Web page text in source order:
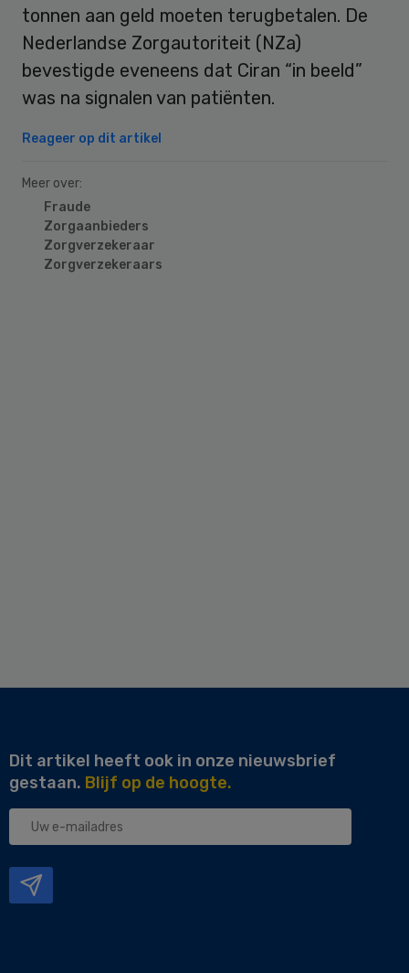
tonnen aan geld moeten terugbetalen. De
Nederlandse Zorgautoriteit (NZa)
bevestigde eveneens dat Ciran “in beeld”
was na signalen van patiënten.
Reageer op dit artikel
Meer over:
Fraude
Zorgaanbieders
Zorgverzekeraar
Zorgverzekeraars
Dit artikel heeft ook in onze nieuwsbrief
gestaan. Blijf op de hoogte.
Uw